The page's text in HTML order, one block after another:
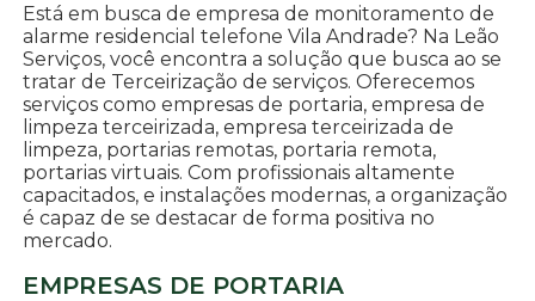
Está em busca de empresa de monitoramento de
alarme residencial telefone Vila Andrade? Na Leão
Serviços, você encontra a solução que busca ao se
tratar de Terceirização de serviços. Oferecemos
serviços como empresas de portaria, empresa de
limpeza terceirizada, empresa terceirizada de
limpeza, portarias remotas, portaria remota,
portarias virtuais. Com profissionais altamente
capacitados, e instalações modernas, a organização
é capaz de se destacar de forma positiva no
mercado.
EMPRESAS DE PORTARIA